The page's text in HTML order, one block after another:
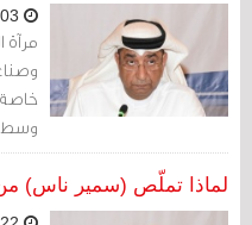
مرآة
خاصة
وسط
لماذا تملّص (سمير ناس)